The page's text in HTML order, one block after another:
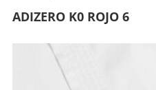
ADIZERO K0 ROJO 6